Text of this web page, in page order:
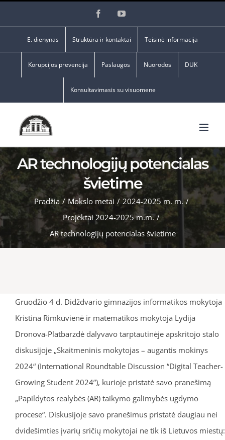
FacebookYouTube
E. dienynas Struktūra ir kontaktai Teisinė informacija
Korupcijos prevencija Paslaugos Nuorodos DUK
Konsultavimasis su visuomene
AR technologijų potencialas
švietime
Pradžia / Mokslo metai / 2024-2025 m. m. /
Projektai 2024-2025 m.m. /
AR technologijų potencialas švietime
Gruodžio 4 d. Didždvario gimnazijos informatikos mokytoja
Kristina Rimkuvienė ir matematikos mokytoja Lydija
Dronova-Platbarzdė dalyvavo tarptautinėje apskritojo stalo
diskusijoje „Skaitmeninis mokytojas – augantis mokinys
2024“ (International Roundtable Discussion “Digital Teacher-
Growing Student 2024”), kurioje pristatė savo pranešimą
„Papildytos realybės (AR) taikymo galimybės ugdymo
procese“. Diskusijoje savo pranešimus pristatė daugiau nei
dvidešimties įvarių sričių mokytojai ne tik iš Lietuvos miestų: